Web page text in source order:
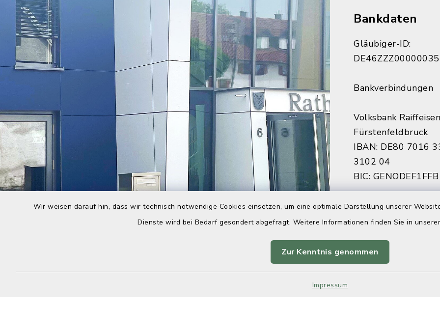
Wir weisen darauf hin, dass wir technisch notwendige Cookies einsetzen, um eine optimale Darstellung unserer
Dienste wird bei Bedarf gesondert abgefragt. Weitere Informationen finden Sie in
Zur Kenntnis genommen
Impressum
Bankdaten
Gläubiger-ID:
Bankverbindungen
Volksbank
Fürstenfeldbruck
IBAN: DE80 7016
3102 04
BIC: GENODEF1FFB
Sparkasse
IBAN: DE84 7005
BIC: BYLADEM1FFB